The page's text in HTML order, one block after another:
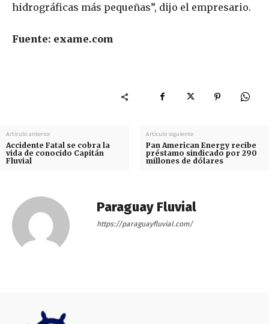
hidrográficas más pequeñas”, dijo el empresario.
Fuente: exame.com
Artículo anterior
Accidente Fatal se cobra la
vida de conocido Capitán
Fluvial
Artículo siguiente
Pan American Energy recibe
préstamo sindicado por 290
millones de dólares
Paraguay Fluvial
https://paraguayfluvial.com/